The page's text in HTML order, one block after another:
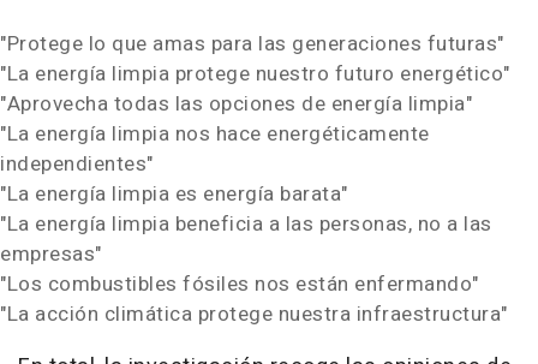
"Protege lo que amas para las generaciones futuras"
"La energía limpia protege nuestro futuro energético"
"Aprovecha todas las opciones de energía limpia"
"La energía limpia nos hace energéticamente
independientes"
"La energía limpia es energía barata"
"La energía limpia beneficia a las personas, no a las
empresas"
"Los combustibles fósiles nos están enfermando"
"La acción climática protege nuestra infraestructura"